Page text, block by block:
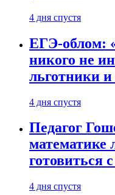
4 дня спустя
ЕГЭ-облом:
никого не
льготники
4 дня спустя
Педагог
математике
готовиться
4 дня спустя